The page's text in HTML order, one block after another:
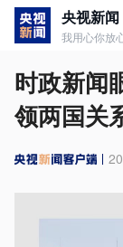
央视新闻
我用心你放
时政新闻
领两国关